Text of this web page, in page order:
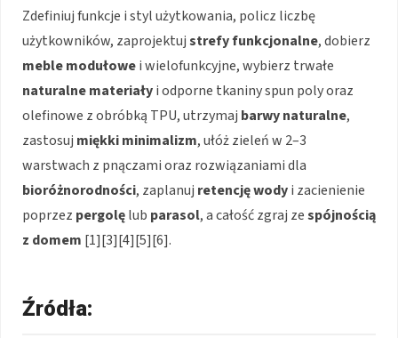
Zdefiniuj funkcje i styl użytkowania, policz liczbę
użytkowników, zaprojektujstrefy funkcjonalne, dobierz
meble modułowei wielofunkcyjne, wybierz trwałe
naturalne materiałyi odporne tkaniny spun poly oraz
olefinowe z obróbką TPU, utrzymaj barwy naturalne,
zastosuj miękki minimalizm, ułóż zieleń w 2–3
warstwach z pnączami oraz rozwiązaniami dla
bioróżnorodności, zaplanuj retencję wodyi zacienienie
poprzez pergolęlub parasol, a całość zgraj zespójnością
z domem [1][3][4][5][6].
Źródła: